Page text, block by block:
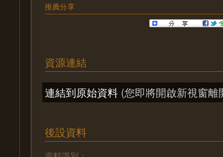
推薦分享
資源連結
連結到原始資料 (您即將開啟新視窗離
後設資料